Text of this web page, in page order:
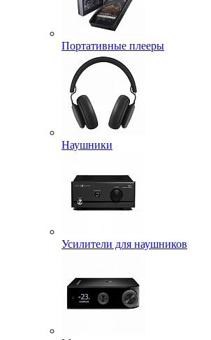
Портативные плееры
Наушники
Усилители для наушников